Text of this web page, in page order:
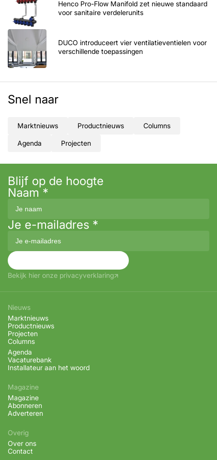
Henco Pro-Flow Manifold zet nieuwe standaard
voor sanitaire verdelerunits
DUCO introduceert vier ventilatieventielen voor
verschillende toepassingen
Snel naar
Marktnieuws Productnieuws Columns
Agenda Projecten
Blijf op de hoogte
Naam *
Je e-mailadres *
Bekijk hier onze privacyverklaring
Nieuws
Marktnieuws
Productnieuws
Projecten
Columns
Agenda
Vacaturebank
Installateur aan het woord
Magazine
Magazine
Abonneren
Adverteren
Overig
Over ons
Contact